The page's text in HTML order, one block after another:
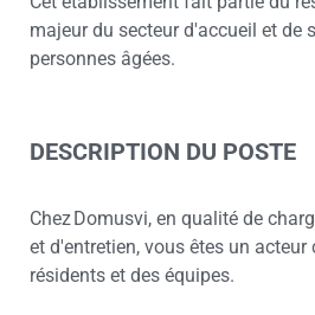
majeur du secteur d'accueil et de
personnes âgées.
DESCRIPTION DU POSTE
Chez Domusvi, en qualité de
et d'entretien, vous êtes un acteur
résidents et des équipes.